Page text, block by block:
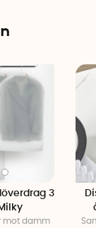
3
mot damm